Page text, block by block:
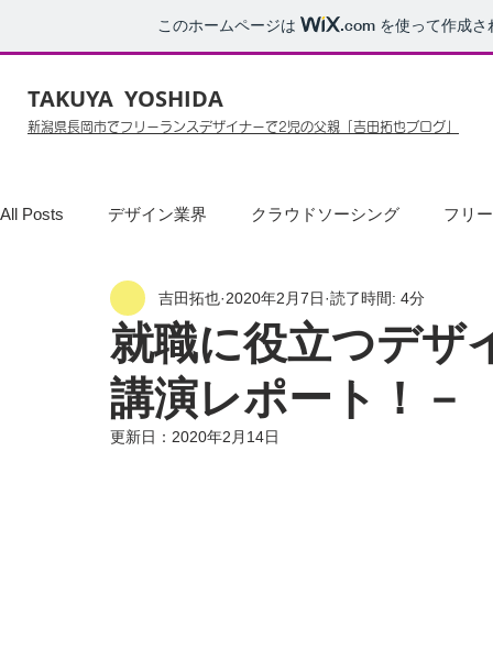
このホームページは .com を使って作成
TAKUYA YOSHIDA
新潟県長岡市でフリーランスデザイナーで2児の父親「吉田拓也ブログ」
All Posts デザイン業界 クラウドソーシング フリ
デザイナーあるある 就職 クローン病
お知らせ 知っておきたいビジネスマナー
就職に役立つデザ
講演レポート！－
吉田拓也 2020年2月7日 読了時間: 4分
更新日： 2020年2月14日